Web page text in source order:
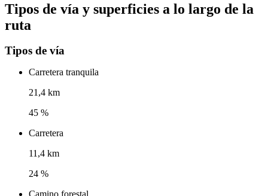
Tipos de vía y superficies a lo largo de la
ruta
Tipos de vía
Carretera tranquila
21,4 km
45 %
Carretera
11,4 km
24 %